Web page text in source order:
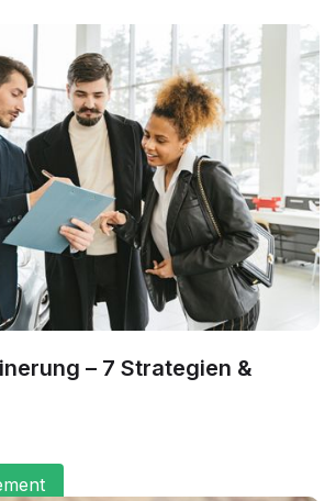
– 7 Strategien &